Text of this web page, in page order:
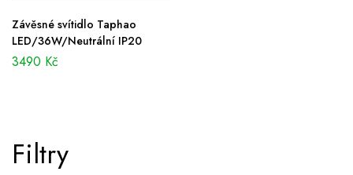
Filtry
Závěsné svítidlo Taphao
LED/36W/Neutrální IP20
3490 Kč